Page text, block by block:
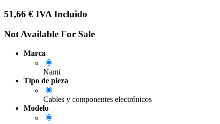
51,66 € IVA Incluido
Not Available For Sale
Marca
Nami
Tipo de pieza
Cables y componentes electrónicos
Modelo